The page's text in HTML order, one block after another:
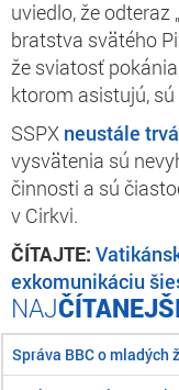
uviedlo, že
bratstva svätého
že sviatosť
ktorom asistujú, sú
SSPX neustále
vysvätenia sú
činnosti a sú
v Cirkvi.
ČÍTAJTE:
exkomunikáciu
Správa BBC o mladých